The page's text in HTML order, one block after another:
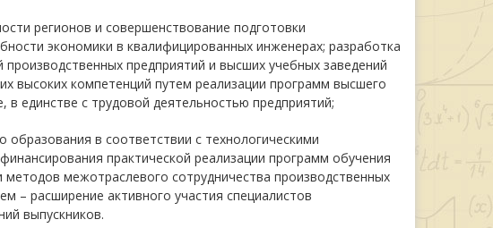
регионов и совершенствование подготовки
экономики в квалифицированных инженерах; разработка
предприятий и высших учебных заведений
высоких компетенций путем реализации программ высшего
единстве с трудовой деятельностью предприятий;
в соответствии с технологическими
практической реализации программ обучения
межотраслевого сотрудничества производственных
– расширение активного участия специалистов
выпускников.